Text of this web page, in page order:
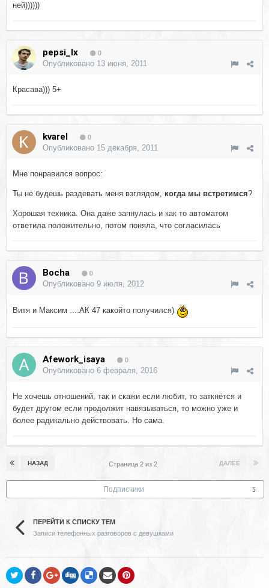
ней))))))
pepsi_lx 0
Опубликовано 13 июня, 2011
Красава))) 5+
kvarel 0
Опубликовано 15 декабря, 2011
Мне понравился вопрос:
Ты не будешь раздевать меня взглядом, когда мы встретимся?
Хорошая техника. Она даже запнулась и как то автоматом
ответила положительно, потом поняла, что согласилась
Bocha 0
Опубликовано 9 июля, 2012
Витя и Максим ....АК 47 какойто получился)
Afework_isaya 0
Опубликовано 6 февраля, 2016
Не хочешь отношений, так и скажи если любит, то заткнётся и
будет другом если продолжит навязываться, то можно уже и
более радикально действовать. Но сама.
НАЗАД ДАЛЕЕ
Страница 2 из 2
Подписчики 5
ПЕРЕЙТИ К СПИСКУ ТЕМ
Записи телефонных разговоров с девушками